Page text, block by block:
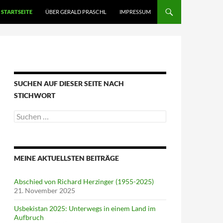
STARTSEITE ÜBER GERALD PRASCHL IMPRESSUM
SUCHEN AUF DIESER SEITE NACH
STICHWORT
Suche
nach:
MEINE AKTUELLSTEN BEITRÄGE
Abschied von Richard Herzinger (1955-2025)
21. November 2025
Usbekistan 2025: Unterwegs in einem Land im
Aufbruch